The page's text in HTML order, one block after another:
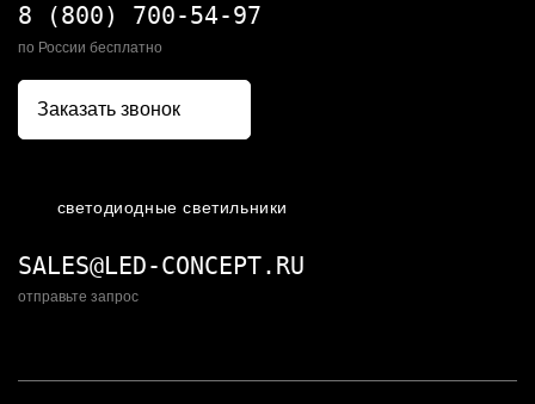
8 (800) 700-54-97
по России бесплатно
Заказать звонок
светодиодные светильники
SALES@LED-CONCEPT.RU
отправьте запрос